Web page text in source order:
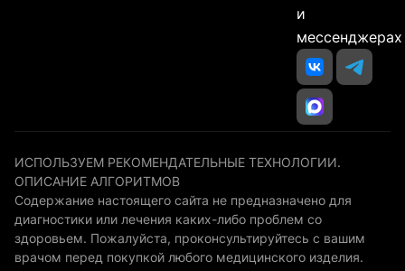
и
мессенджерах
ИСПОЛЬЗУЕМ РЕКОМЕНДАТЕЛЬНЫЕ ТЕХНОЛОГИИ.
ОПИСАНИЕ АЛГОРИТМОВ
Содержание настоящего сайта не предназначено для
диагностики или лечения каких-либо проблем со
здоровьем. Пожалуйста, проконсультируйтесь с вашим
врачом перед покупкой любого медицинского изделия.